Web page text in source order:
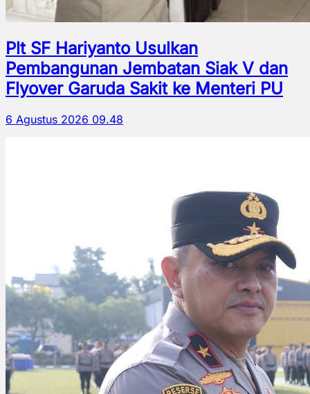
Plt SF Hariyanto Usulkan
Pembangunan Jembatan Siak V dan
Flyover Garuda Sakit ke Menteri PU
6 Agustus 2026 09.48